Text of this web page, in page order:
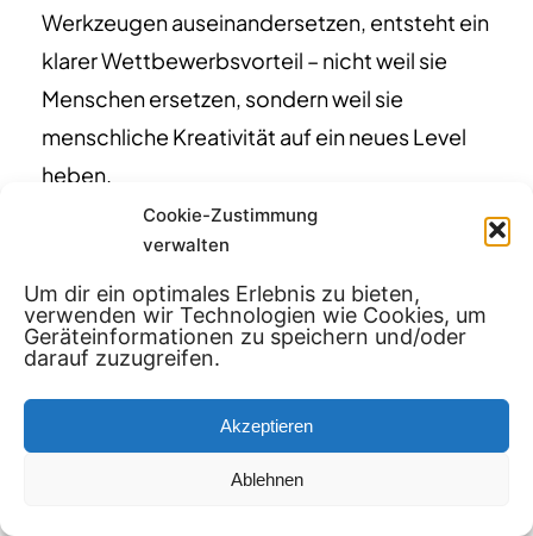
Cookie-Zustimmung
verwalten
Um dir ein optimales Erlebnis zu bieten,
verwenden wir Technologien wie Cookies, um
Geräteinformationen zu speichern und/oder
darauf zuzugreifen.
Akzeptieren
Ablehnen
Werkzeugen auseinandersetzen, entsteht ein
klarer Wettbewerbsvorteil – nicht weil sie
Menschen ersetzen, sondern weil sie
menschliche Kreativität auf ein neues Level
heben.
Denn am Ende gilt für die Filmproduktion das
Gleiche wie für jede andere Form der
Kommunikation: Es gewinnt nicht, wer die
neueste Technologie einsetzt, sondern wer
die beste Geschichte erzählt. KI macht es nur
möglich, diese Geschichte schneller,
effizienter und visuell eindrucksvoller zu